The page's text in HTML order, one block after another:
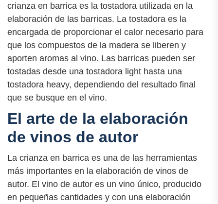
crianza en barrica es la tostadora utilizada en la
elaboración de las barricas. La tostadora es la
encargada de proporcionar el calor necesario para
que los compuestos de la madera se liberen y
aporten aromas al vino. Las barricas pueden ser
tostadas desde una tostadora light hasta una
tostadora heavy, dependiendo del resultado final
que se busque en el vino.
El arte de la elaboración
de vinos de autor
La crianza en barrica es una de las herramientas
más importantes en la elaboración de vinos de
autor. El vino de autor es un vino único, producido
en pequeñas cantidades y con una elaboración